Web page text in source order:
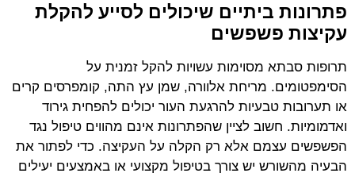
פתרונות ביתיים שיכולים לסייע להקלת
עקיצות פשפשים
תרופות סבתא מסוימות עשויות להקל זמנית על
הסימפטומים. מריחת אלוורה, שמן עץ התה, קומפרסים קרים
או תערובות טבעיות להרגעת העור יכולים להפחית גירוד
ואדמומיות. חשוב לציין שהפתרונות אינם מהווים טיפול נגד
הפשפשים עצמם אלא רק הקלה על העקיצה. כדי לפתור את
הבעיה מהשורש יש צורך בטיפול מקצועי או באמצעים יעילים